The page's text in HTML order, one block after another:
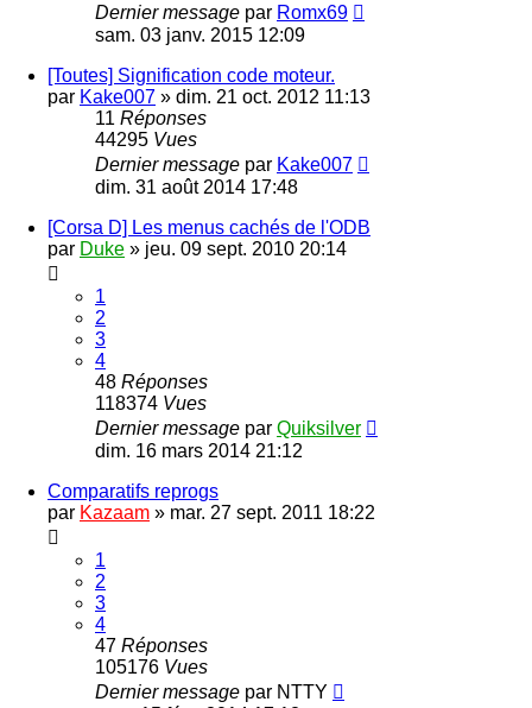
Dernier message par Romx69
sam. 03 janv. 2015 12:09
[Toutes] Signification code moteur.
par Kake007 » dim. 21 oct. 2012 11:13
11 Réponses
44295 Vues
Dernier message par Kake007
dim. 31 août 2014 17:48
[Corsa D] Les menus cachés de l'ODB
par Duke » jeu. 09 sept. 2010 20:14
1
2
3
4
48 Réponses
118374 Vues
Dernier message par Quiksilver
dim. 16 mars 2014 21:12
Comparatifs reprogs
par Kazaam » mar. 27 sept. 2011 18:22
1
2
3
4
47 Réponses
105176 Vues
Dernier message par NTTY